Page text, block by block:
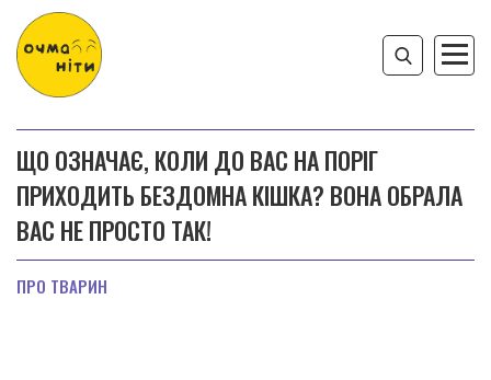
ЩО ОЗНАЧАЄ, КОЛИ ДО ВАС НА ПОРІГ
ПРИХОДИТЬ БЕЗДОМНА КІШКА? ВОНА ОБРАЛА
ВАС НЕ ПРОСТО ТАК!
ПРО ТВАРИН